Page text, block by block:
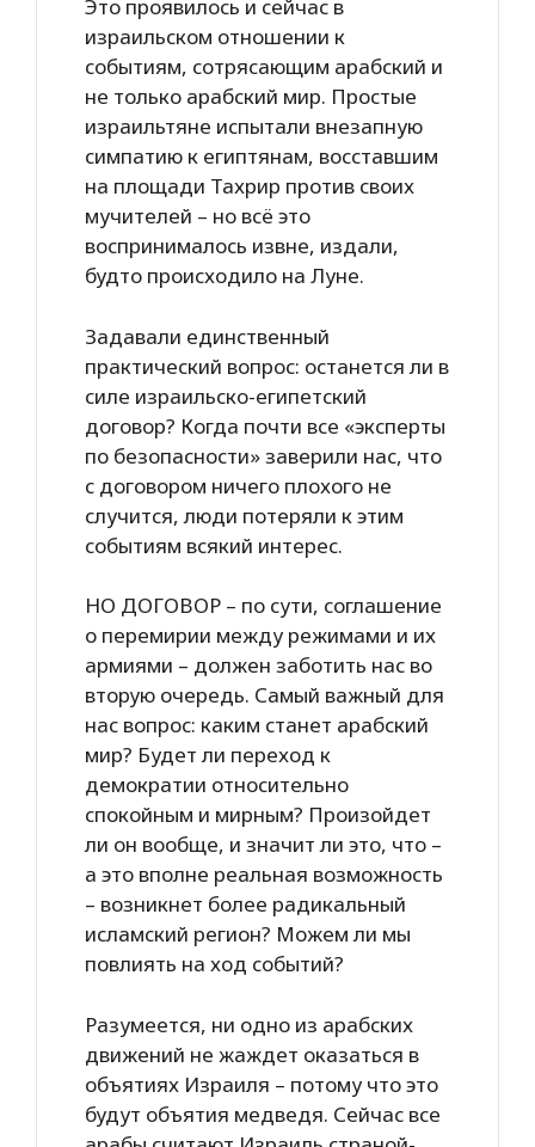
Это проявилось и сейчас в
израильском отношении к
событиям, сотрясающим арабский и
не только арабский мир. Простые
израильтяне испытали внезапную
симпатию к египтянам, восставшим
на площади Тахрир против своих
мучителей – но всё это
воспринималось извне, издали,
будто происходило на Луне.
Задавали единственный
практический вопрос: останется ли в
силе израильско-египетский
договор? Когда почти все «эксперты
по безопасности» заверили нас, что
с договором ничего плохого не
случится, люди потеряли к этим
событиям всякий интерес.
НО ДОГОВОР – по сути, соглашение
о перемирии между режимами и их
армиями – должен заботить нас во
вторую очередь. Самый важный для
нас вопрос: каким станет арабский
мир? Будет ли переход к
демократии относительно
спокойным и мирным? Произойдет
ли он вообще, и значит ли это, что –
а это вполне реальная возможность
– возникнет более радикальный
исламский регион? Можем ли мы
повлиять на ход событий?
Разумеется, ни одно из арабских
движений не жаждет оказаться в
объятиях Израиля – потому что это
будут объятия медведя. Сейчас все